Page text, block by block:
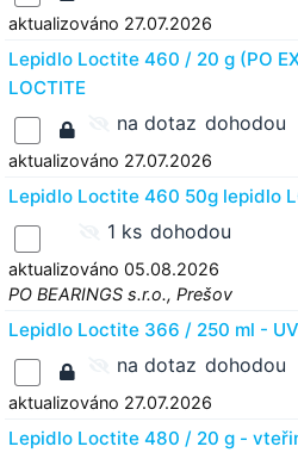
aktualizováno 27.07.2026
Lepidlo Loctite 460 / 20 g (PO
LOCTITE
na dotaz dohodou
aktualizováno 27.07.2026
Lepidlo Loctite 460 50g lepidlo
1 ks dohodou
aktualizováno 05.08.2026
PO BEARINGS s.r.o., Prešov
Lepidlo Loctite 366 / 250 ml -
na dotaz dohodou
aktualizováno 27.07.2026
Lepidlo Loctite 480 / 20 g -